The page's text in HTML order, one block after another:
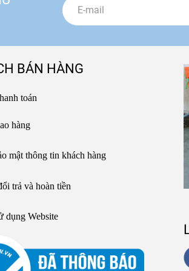
BÁN HÀNG
toán
hàng
mật thông tin khách hàng
trả và hoàn tiền
dụng Website